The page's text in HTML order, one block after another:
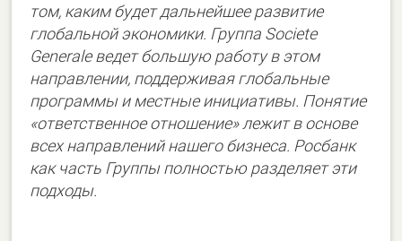
том, каким будет дальнейшее развитие
глобальной экономики. Группа Societe
Generale ведет большую работу в этом
направлении, поддерживая глобальные
программы и местные инициативы. Понятие
«ответственное отношение» лежит в основе
всех направлений нашего бизнеса. Росбанк
как часть Группы полностью разделяет эти
подходы.